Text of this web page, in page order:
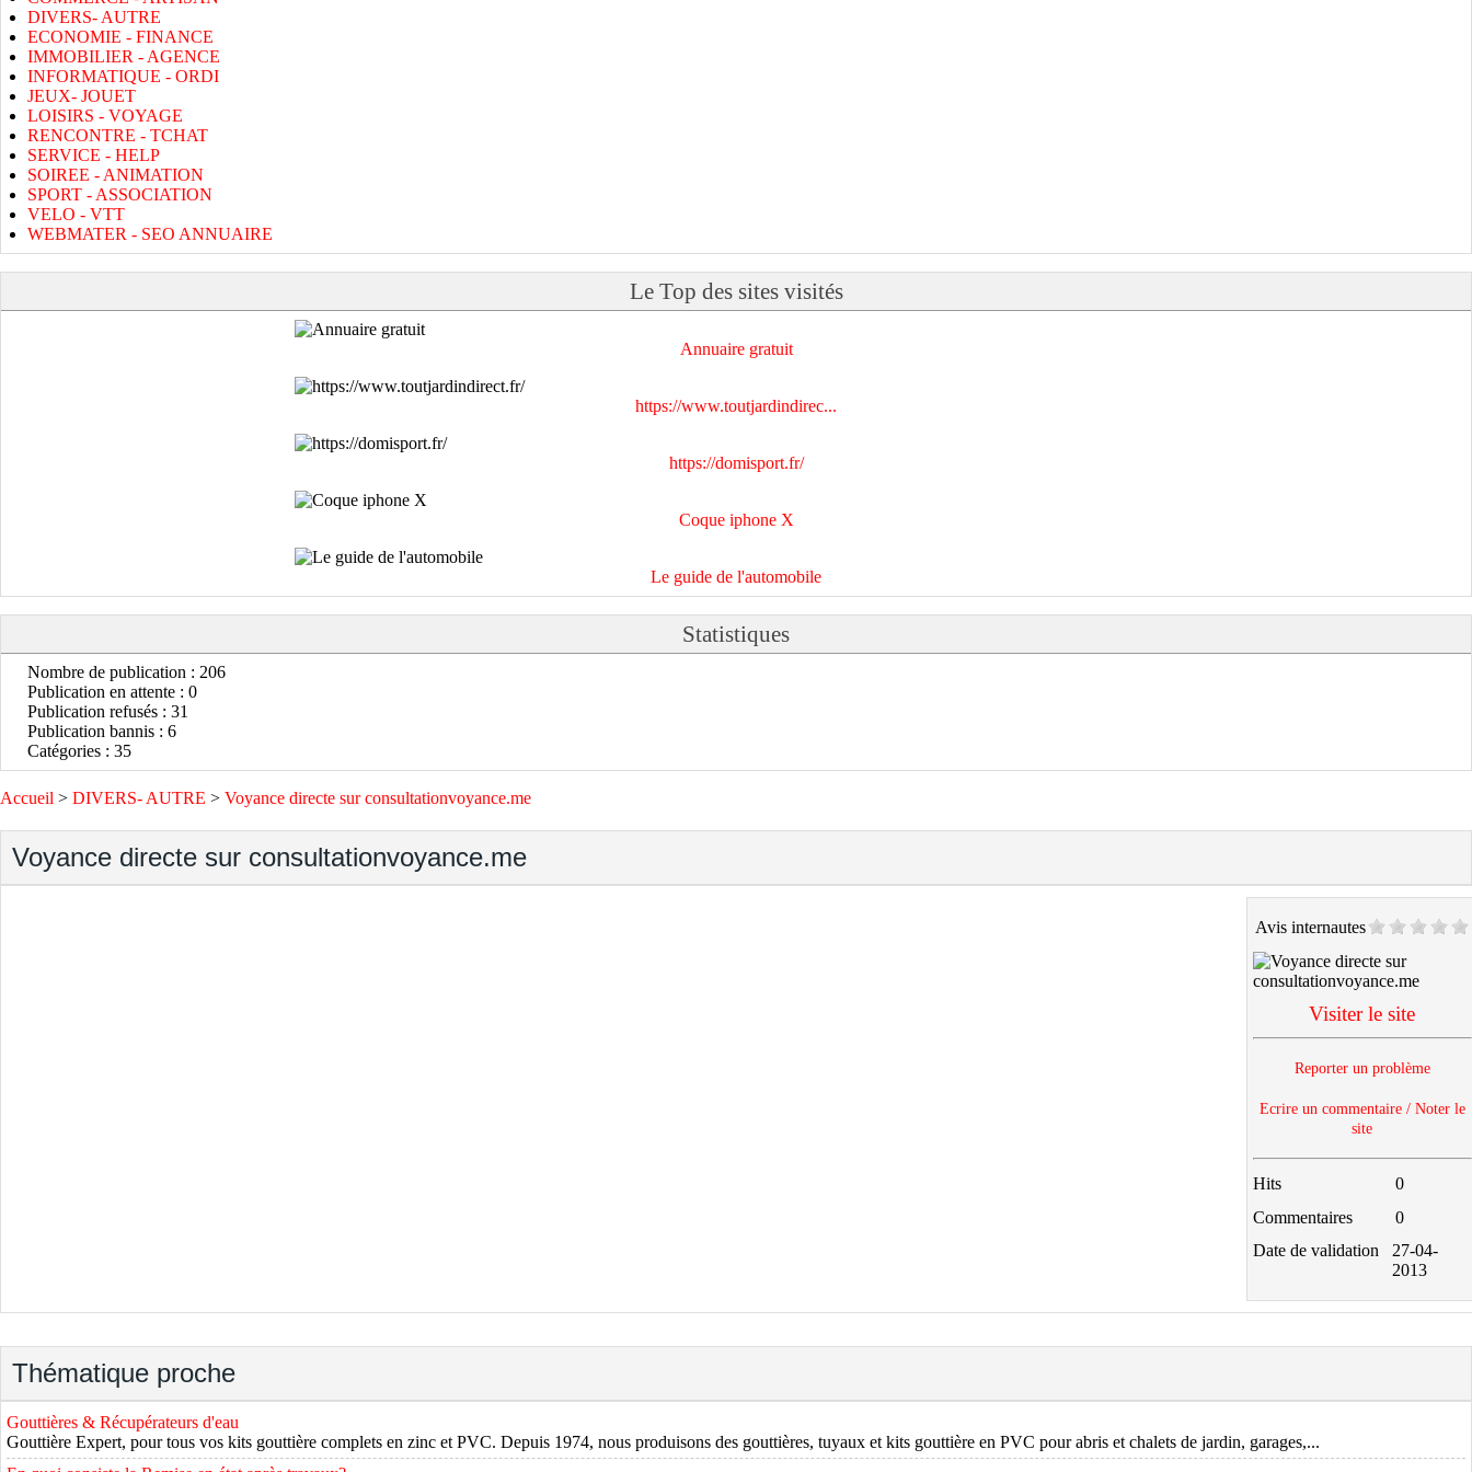
DIVERS- AUTRE
ECONOMIE - FINANCE
IMMOBILIER - AGENCE
INFORMATIQUE - ORDI
JEUX- JOUET
LOISIRS - VOYAGE
RENCONTRE - TCHAT
SERVICE - HELP
SOIREE - ANIMATION
SPORT - ASSOCIATION
VELO - VTT
WEBMATER - SEO ANNUAIRE
Le Top des sites visités
Annuaire gratuit
https://www.toutjardindirec...
https://domisport.fr/
Coque iphone X
Le guide de l'automobile
Statistiques
Nombre de publication : 206
Publication en attente : 0
Publication refusés : 31
Publication bannis : 6
Catégories : 35
Accueil > DIVERS- AUTRE > Voyance directe sur consultationvoyance.me
Voyance directe sur consultationvoyance.me
Avis internautes
Visiter le site
Reporter un problème
Ecrire un commentaire / Noter le
site
Hits
0
Commentaires
0
Date de validation
27-04-
2013
Thématique proche
Gouttières & Récupérateurs d'eau
Gouttière Expert, pour tous vos kits gouttière complets en zinc et PVC. Depuis 1974, nous produisons des gouttières, tuyaux et kits gouttière en PVC pour abris et chalets de jardin, garages,...